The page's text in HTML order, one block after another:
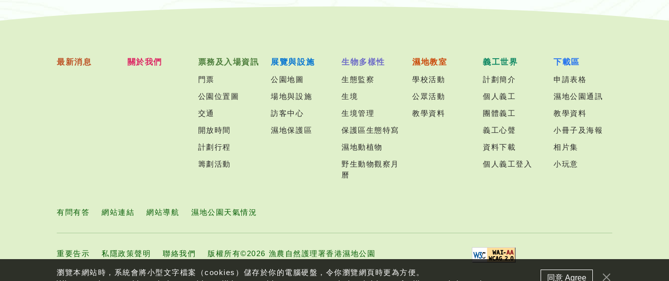
最新消息 關於我們 票務及入場資訊
門票
公園位置圖
交通
開放時間
計劃行程
籌劃活動
展覽與設施
公園地圖
場地與設施
訪客中心
濕地保護區
生物多樣性
生態監察
生境
生境管理
保護區生態特寫
濕地動植物
野生動物觀察月
曆
濕地教室
學校活動
公眾活動
教學資料
義工世界
計劃簡介
個人義工
團體義工
義工心聲
資料下載
個人義工登入
下載區
申請表格
濕地公園通訊
教學資料
小冊子及海報
相片集
小玩意
有問有答 網站連結 網站導航 濕地公園天氣情況
重要告示 私隱政策聲明 聯絡我們 版權所有©2026 漁農自然護理署香港濕地公園
瀏覽本網站時，系統會將小型文字檔案（cookies）儲存於你的電腦硬盤，令你瀏覽網頁時更為方便。
同意 Agree